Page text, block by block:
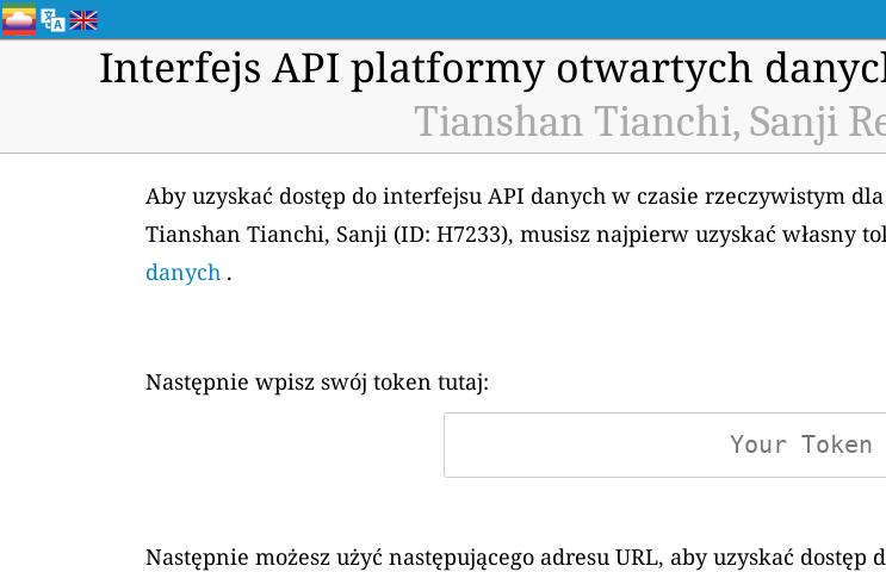
Interfejs API platformy otwartych
Tianshan Tianchi, Sanji
Aby uzyskać dostęp do interfejsu API danych w czasie rzeczywistym
Tianshan Tianchi, Sanji (ID: H7233), musisz najpierw uzyskać własny
danych .
Następnie wpisz swój token tutaj:
Następnie możesz użyć następującego adresu URL, aby uzyskać